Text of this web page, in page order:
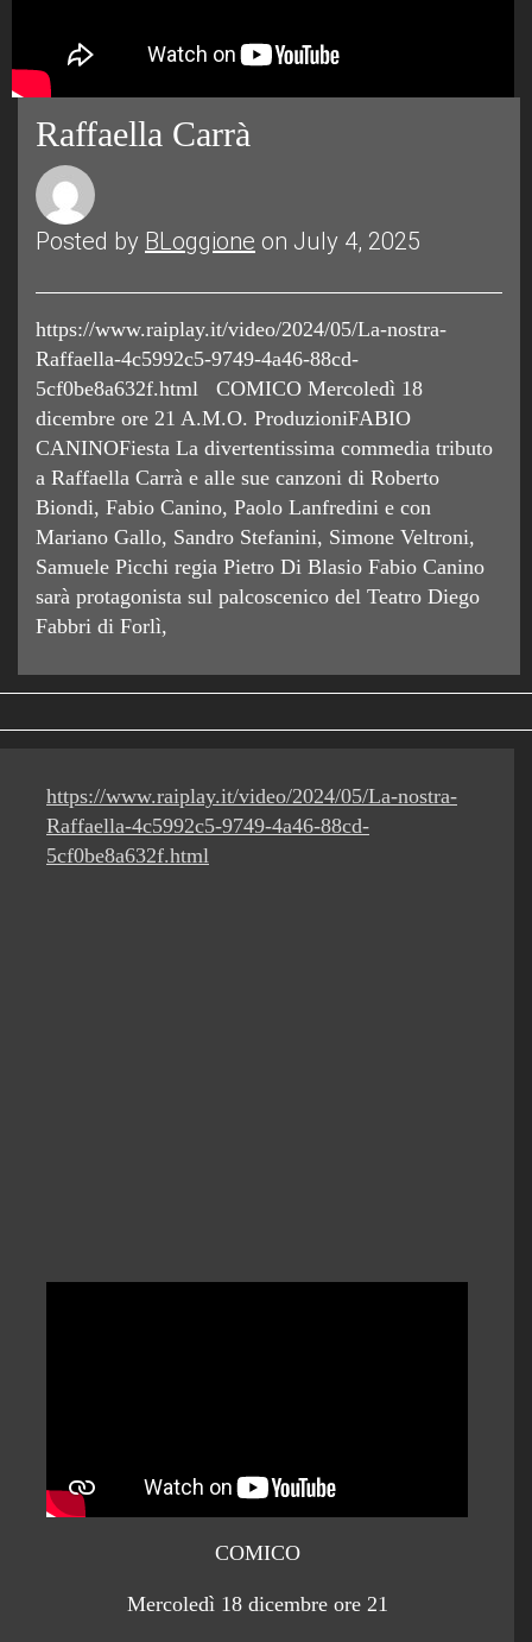
Raffaella Carrà
Posted by BLoggione on July 4, 2025
https://www.raiplay.it/video/2024/05/La-nostra-
Raffaella-4c5992c5-9749-4a46-88cd-
5cf0be8a632f.html COMICO Mercoledì 18
dicembre ore 21 A.M.O. ProduzioniFABIO
CANINOFiesta La divertentissima commedia tributo
a Raffaella Carrà e alle sue canzoni di Roberto
Biondi, Fabio Canino, Paolo Lanfredini e con
Mariano Gallo, Sandro Stefanini, Simone Veltroni,
Samuele Picchi regia Pietro Di Blasio Fabio Canino
sarà protagonista sul palcoscenico del Teatro Diego
Fabbri di Forlì,
https://www.raiplay.it/video/2024/05/La-nostra-
Raffaella-4c5992c5-9749-4a46-88cd-
5cf0be8a632f.html
COMICO
Mercoledì 18 dicembre ore 21